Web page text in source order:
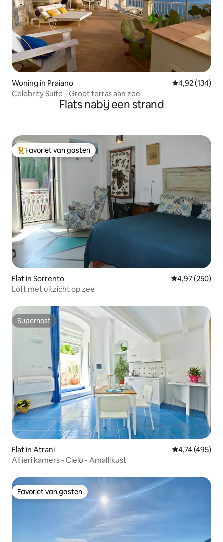
Woning in Praiano Gemiddelde
4,92 (134)
Celebrity Suite - Groot terras aan zee
Flats nabij een strand
Topfavoriet van gasten
Favoriet van gasten
Flat in Sorrento Gemiddelde
4,97 (250)
Loft met uitzicht op zee
Superhost
Superhost
Flat in Atrani Gemiddelde
4,74 (495)
Alfieri kamers - Cielo - Amalfikust
Favoriet van gasten
Favoriet van gasten